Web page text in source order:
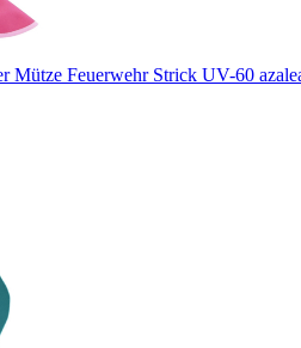
Mütze Feuerwehr Strick UV-60